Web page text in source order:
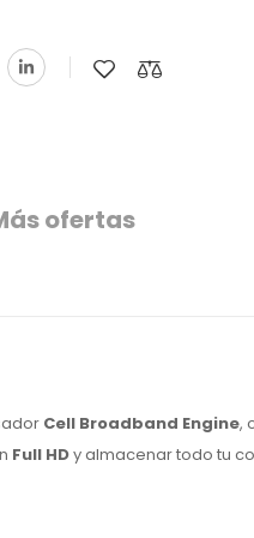
ofertas
Cell Broadband Engine,
Full HDy almacenar todo tu